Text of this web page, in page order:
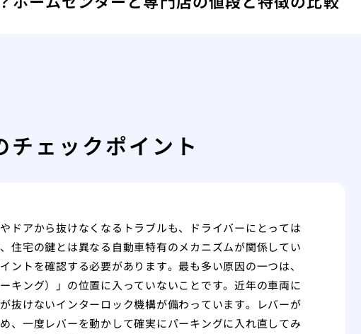
ェックポイント
ドアから抜けなくなるトラブルも、ドライバーにとっては
住宅の鍵とは異なる自動車特有のメカニズムが関係してい
トを確認する必要があります。最も多い原因の一つは、
キング）」の位置に入っていないことです。近年の車両に
抜けないインターロック機構が備わっています。レバーが
、一度レバーを動かして確実にパーキングに入れ直してみ